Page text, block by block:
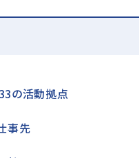
の活動拠点
事先